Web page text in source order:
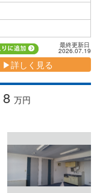
最終更新日
2026.07.19
▶詳しく見る
8 万円